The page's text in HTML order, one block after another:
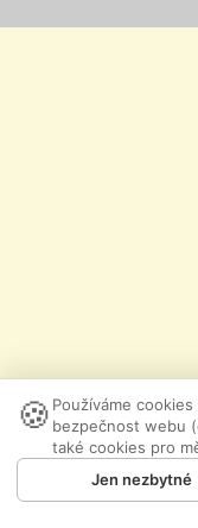
🍪 Používáme
bezpečnost webu
také cookies pro
Jen nezbytné